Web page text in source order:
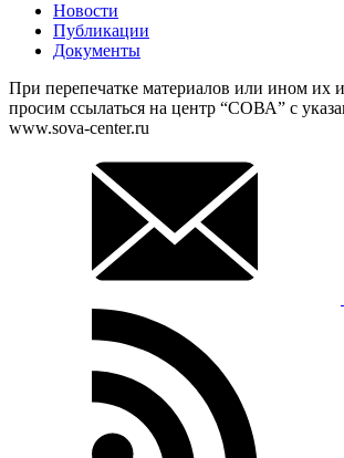
Новости
Публикации
Документы
При перепечатке материалов или ином их
просим ссылаться на центр “СОВА” с
www.sova-center.ru